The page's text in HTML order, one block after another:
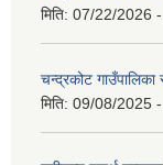
मिति: 07/22/2026
चन्द्रकोट
मिति: 09/08/2025